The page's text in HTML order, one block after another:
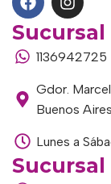
1136942725
Gdor.
Buenos Aires
Lunes a